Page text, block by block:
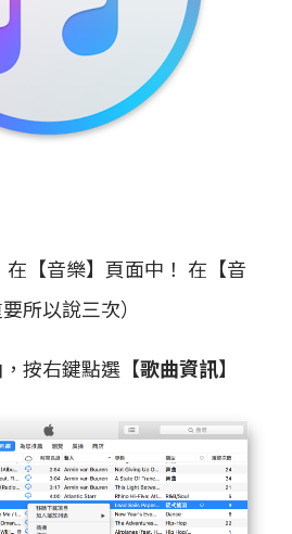
【音樂】頁面中！ 在【音
所以說三次）
按右鍵點選【歌曲資訊】